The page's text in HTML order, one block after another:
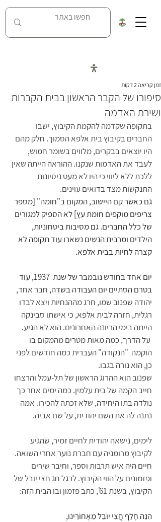
סיפורו של הקבר הראשון בבית הקברות
ושירת האדמה
זמן קריאה 2 דקות
בתקופה שקדמה להקמת הקיבוץ, ישבו
החברים בקיבוץ בית אלפא הסמוך. חלק מהם
היו יוצאים בבקרים, מלווים בשומר חמוש,
לעבד את האדמות שנקנו. ההוראה הייתה שאין
ללכת ללא ליווי כי היו לא מעט ניסיונות
התנקשות מצד בדואים עוינים.
גם כאשר קם היישוב, המקום ב"חומה" [מספר
צריפים מוקפים חומת עץ] לא הספיק למגורים
של כלל החברים. גם מסיבות ביטחוניות,
הילדים ומרבית הנשים נשארו עוד תקופה לא
קצרה לחיות בבית אלפא.
יום אחד בחודש נובמבר של שנת  1937, עוד
בטרם הסתיים יום העבודה בשדה, חבר אחד,
יהודה שפנוב שמו, חרג מההנחיות ויצא לבדו
רגלית, חזרה לבית אלפא, כי אישתו סבינקה
הייתה בימי הריונה האחרונים. הוא לא הגיע.
על הדרך, כמה מאות מטרים מהמקום בו
הוקמה  "הנקודה" העברית כמה חודשים לפני
כן, הוא נורה בגבו.
שפנוב הוא ההרוג הראשון של תל-עמל והרצחו
חייב הקמה של בית עלמין. כמה ימים אחר כך
נולדה בתו היחידה, שלא זכתה להכירו. אמה
נתנה לה את השם יהודית, על שם אביה.
לימים, נישאה יהודית לחיים זמיר, שהגיע
לקיבוץ מרומניה עם חברת נוער אחרי השואה.
חיים היה איש תרבות וספר, וחיבר שירים
ופזמונים על הווי הקיבוץ. לרגל חג חצי יובל של
הקיבוץ, בשנת 61', כתב פזמון ובו הבית הזה:
הִנֵה חָלַף חֲצִי יוֹבֵל מֵאָחוֹרֵינוּ,